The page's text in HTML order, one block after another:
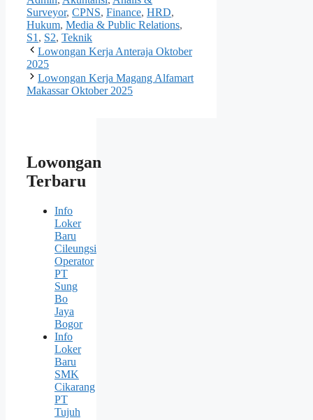
Surveyor, CPNS, Finance, HRD,
Hukum, Media & Public Relations,
S1 , S2, Teknik
Lowongan Kerja Anteraja Oktober
2025
Lowongan Kerja Magang Alfamart
Makassar Oktober 2025
Lowongan
Terbaru
Info
Loker
Baru
Cileungsi
Operator
PT
Sung
Bо
Jaya
Bogor
Info
Loker
Baru
SMK
Cikarang
PT
Tujuh